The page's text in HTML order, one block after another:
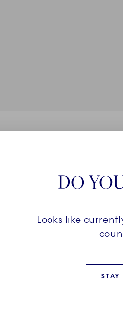
DO
Looks like
STAY